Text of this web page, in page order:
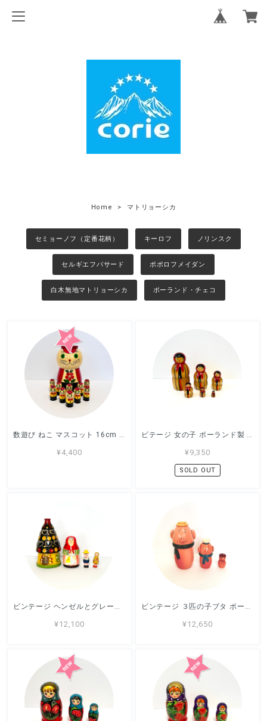
Home マトリョーシカ
セミョーノフ（定番花柄） キーロフ ノリンスク
セルギエフパサード ポポロフメイダン
白木無地マトリョーシカ ポーランド・チェコ
数遊び ねこ マスコット 16cm ロシア製 セミョーノフ
¥4,400
ビテージ 女の子 ポーランド製 マトリョーシカ 9cm 6ピース
¥9,350
SOLD OUT
¥12,100 ¥12,650